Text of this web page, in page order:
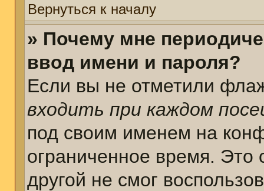
Вернуться к началу
» Почему мне
ввод имени и пароля?
Если вы не отметили
входить при каждом
под своим именем на
ограниченное время. Это
другой не смог